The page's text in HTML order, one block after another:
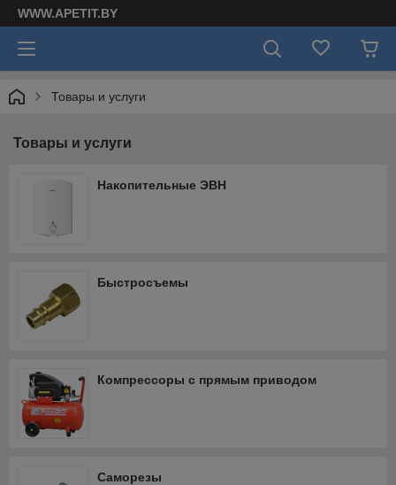
WWW.APETIT.BY
Товары и услуги
Товары и услуги
Накопительные ЭВН
Быстросъемы
Компрессоры с прямым приводом
Саморезы